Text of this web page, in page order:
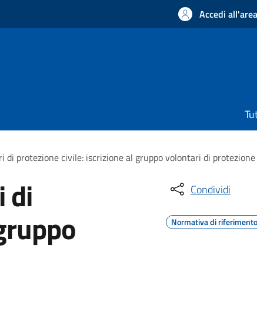
Accedi
di protezione civile: iscrizione al gruppo volontari di
di Condividi
Normativa di riferimento